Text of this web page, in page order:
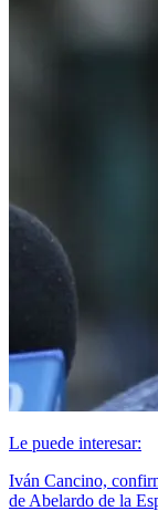
Le puede interesar:
Iván Cancino,
de Abelardo de la